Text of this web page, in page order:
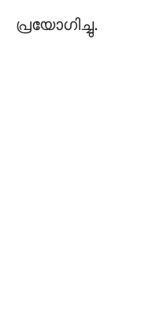
പ്രയോഗിച്ചു.